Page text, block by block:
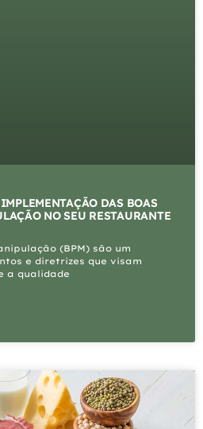
DAS BOAS
NO SEU RESTAURANTE
(BPM) são um
e diretrizes que visam
a qualidade